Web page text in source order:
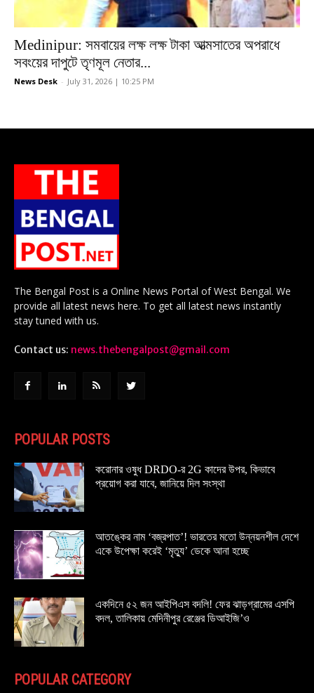
Medinipur: সমবায়ের লক্ষ লক্ষ টাকা আত্মসাতের অপরাধে
সবংয়ের দাপুটে তৃণমূল নেতার...
News Desk - July 31, 2026 | 10:25 PM
The Bengal Post is a Online News Portal of West Bengal. We
provide all latest news here. To get all latest news instantly
stay tuned with us.
Contact us: news.thebengalpost@gmail.com
POPULAR POSTS
করোনার ওষুধ DRDO-র 2G কাদের উপর, কিভাবে
প্রয়োগ করা যাবে, জানিয়ে দিল সংস্থা
আতঙ্কের নাম ‘বজ্রপাত’! ভারতের মতো উন্নয়নশীল দেশে
একে উপেক্ষা করেই ‘মৃত্যু’ ডেকে আনা হচ্ছে
একদিনে ৫২ জন আইপিএস বদলি! ফের ঝাড়গ্রামের এসপি
বদল, তালিকায় মেদিনীপুর রেঞ্জের ডিআইজি’ও
POPULAR CATEGORY